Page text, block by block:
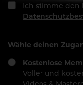
Ich stimme den
Wähle deinen
Kostenlose
Voller und
Videos &